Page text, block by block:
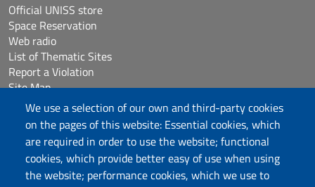
We use a selection of our own and third-party cookies
on the pages of this website: Essential cookies, which
are required in order to use the website; functional
cookies, which provide better easy of use when using
the website; performance cookies, which we use to
Official UNISS store
Space Reservation
Web radio
List of Thematic Sites
Report a Violation
Site Map
Accessibilità
Cookie Settings
Follow us